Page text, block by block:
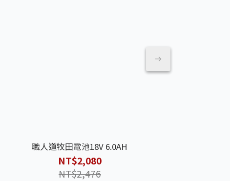
職人道牧田電池18V 6.0AH
NT$2,080
NT$2,476